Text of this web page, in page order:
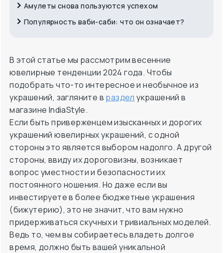
Амулеты снова пользуются успехом
Популярность ваби-саби: что он означает?
В этой статье мы рассмотрим весенние
ювелирные тенденции 2024 года. Чтобы
подобрать что-то интересное и необычное из
украшений, загляните в раздел украшений в
магазине IndiaStyle.
Если быть приверженцем изысканных и дорогих
украшений ювелирных украшений, с одной
стороны это является выбором надолго. А другой
стороны, ввиду их дороговизны, возникает
вопрос уместности и безопасности их
постоянного ношения. Но даже если вы
инвестируете в более бюджетные украшения
(бижутерию), это не значит, что вам нужно
придерживаться скучных и тривиальных моделей.
Ведь то, чем вы собираетесь владеть долгое
время, должно быть вашей уникальной